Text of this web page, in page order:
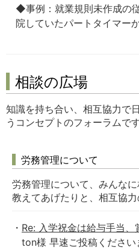
◆事例：就業規則未作成の
院していたパートタイマー
相談の広場
知識を持ち合い、相互協力で
うコンセプトのフォーラムです
労務管理について
労務管理について、みんな
教えてあげたりと、相互協力
Re: 入学祝金は給与手当、
ton様 早速ご投稿くださ